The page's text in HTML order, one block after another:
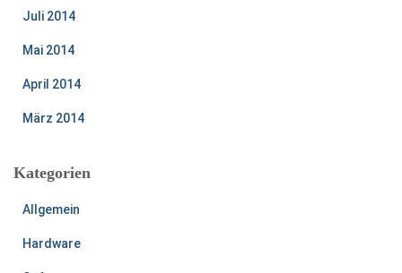
Juli 2014
Mai 2014
April 2014
März 2014
Kategorien
Allgemein
Hardware